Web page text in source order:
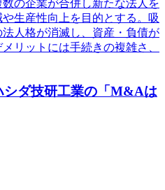
の企業が合併し新たな法人を
生産性向上を目的とする。吸
人格が消滅し、資産・負債が
リットには手続きの複雑さ、
シダ技研工業の「M&Aは